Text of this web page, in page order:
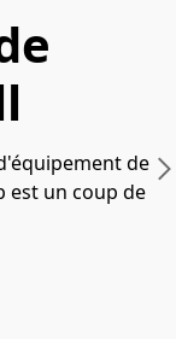
de
est un coup de